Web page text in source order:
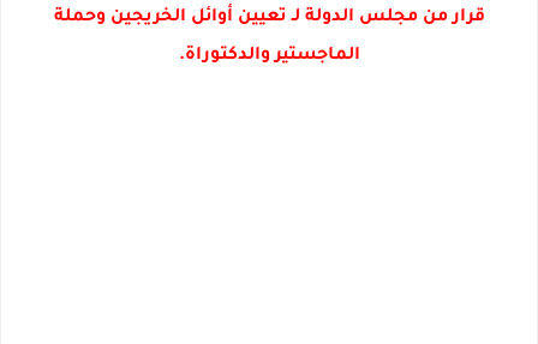
قرار من مجلس الدولة لـ تعيين أوائل الخريجين وحملة
الماجستير والدكتوراة.